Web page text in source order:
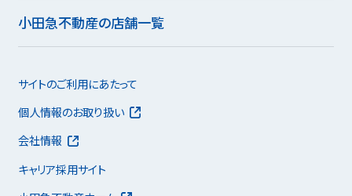
小田急不動産の店舗一覧
サイトのご利用にあたって
個人情報のお取り扱い
会社情報
キャリア採用サイト